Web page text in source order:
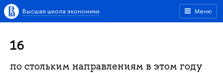
Меню
Высшая школа экономики
16
по стольким направлениям в этом году